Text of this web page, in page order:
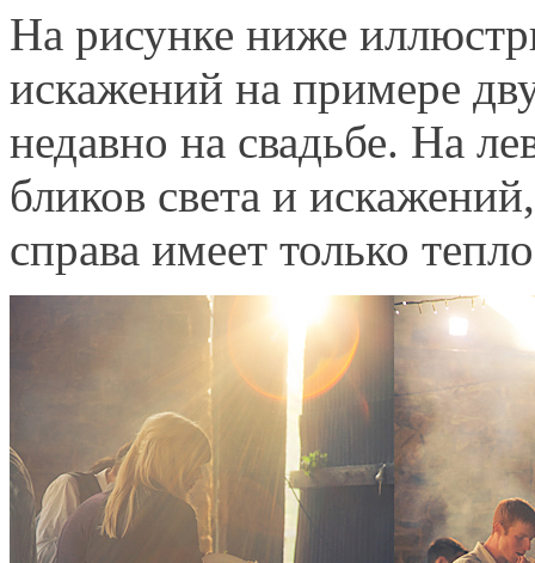
На рисунке ниже
искажений на примере
недавно на свадьбе. На
бликов света и
справа имеет только